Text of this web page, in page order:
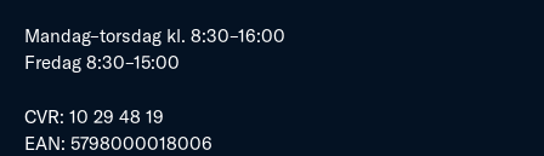
Mandag–torsdag kl. 8:30–16:00
Fredag 8:30–15:00
CVR: 10 29 48 19
EAN: 5798000018006